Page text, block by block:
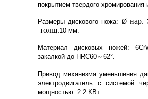
покрытием твердого хромирования
Размеры дискового ножа: Ø нар.
толщ.10 мм.
Материал дисковых ножей:
закалкой до HRC60～62°.
Привод механизма уменьшения
электродвигатель с системой
мощностью 2.2 КВт.